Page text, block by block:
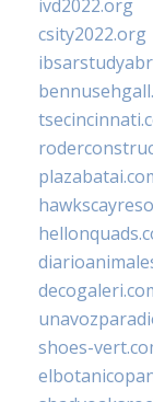
ivd2022.org
csity2022.org
shoes-